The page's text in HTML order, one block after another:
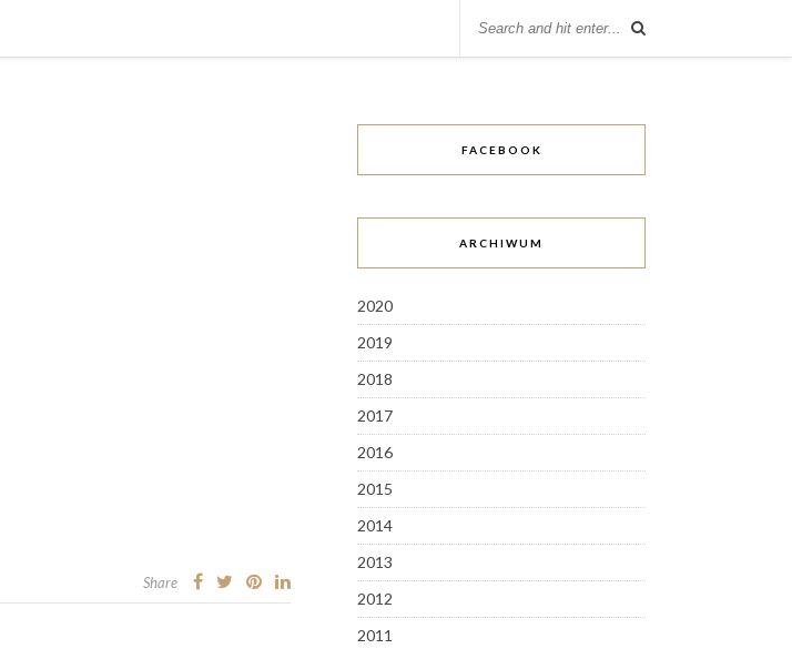
Share
FACEBOOK
ARCHIWUM
2020
2019
2018
2017
2016
2015
2014
2013
2012
2011